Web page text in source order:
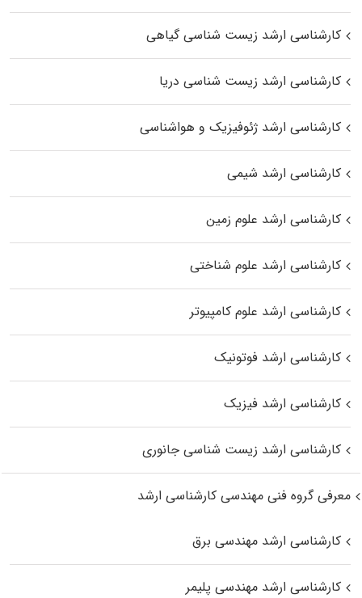
کارشناسی ارشد زیست‌ شناسی گیاهی
کارشناسی ارشد زیست‌ شناسی دریا
کارشناسی ارشد ژئوفیزیک و هواشناسی
کارشناسی ارشد شیمی
کارشناسی ارشد علوم زمین
کارشناسی ارشد علوم شناختی
کارشناسی ارشد علوم کامپیوتر
کارشناسی ارشد فوتونیک
کارشناسی ارشد فیزیک
کارشناسی ارشد زیست‌ شناسی جانوری
معرفی گروه فنی مهندسی کارشناسی ارشد
کارشناسی ارشد مهندسی برق
کارشناسی ارشد مهندسی پلیمر